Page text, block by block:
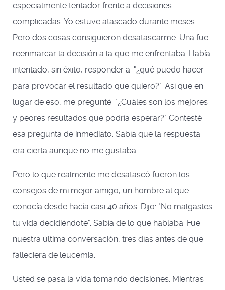
especialmente tentador frente a decisiones
complicadas. Yo estuve atascado durante meses.
Pero dos cosas consiguieron desatascarme. Una fue
reenmarcar la decisión a la que me enfrentaba. Había
intentado, sin éxito, responder a: "¿qué puedo hacer
para provocar el resultado que quiero?". Así que en
lugar de eso, me pregunté: "¿Cuáles son los mejores
y peores resultados que podría esperar?" Contesté
esa pregunta de inmediato. Sabía que la respuesta
era cierta aunque no me gustaba.
Pero lo que realmente me desatascó fueron los
consejos de mi mejor amigo, un hombre al que
conocía desde hacía casi 40 años. Dijo: "No malgastes
tu vida decidiéndote". Sabía de lo que hablaba. Fue
nuestra última conversación, tres días antes de que
falleciera de leucemia.
Usted se pasa la vida tomando decisiones. Mientras